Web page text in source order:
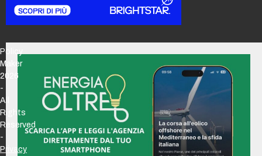
Policy
Maker
2026
-
All
Rights
Reserved
-
Privacy